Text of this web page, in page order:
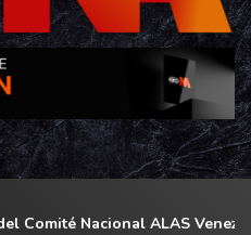
Nacional ALAS Venezuela